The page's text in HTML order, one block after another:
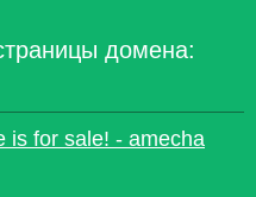
домена:
is for sale! - amecha